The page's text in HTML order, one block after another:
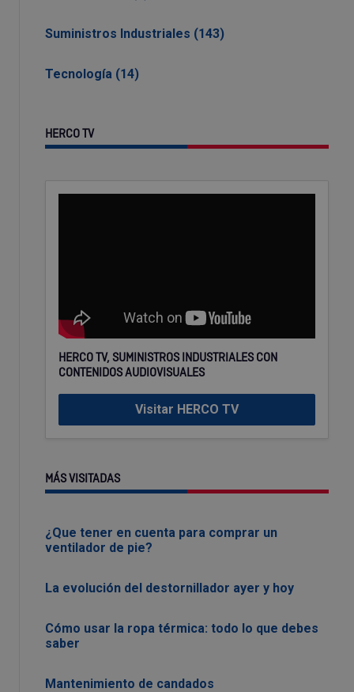
Suministros Industriales (143)
Tecnología (14)
HERCO TV
HERCO TV, SUMINISTROS INDUSTRIALES CON
CONTENIDOS AUDIOVISUALES
Visitar HERCO TV
MÁS VISITADAS
¿Que tener en cuenta para comprar un
ventilador de pie?
La evolución del destornillador ayer y hoy
Cómo usar la ropa térmica: todo lo que debes
saber
Mantenimiento de candados